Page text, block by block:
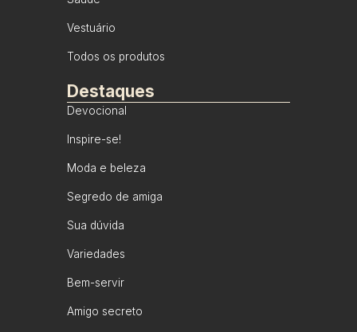
Vestuário
Todos os produtos
Destaques
Devocional
Inspire-se!
Moda e beleza
Segredo de amiga
Sua dúvida
Variedades
Bem-servir
Amigo secreto